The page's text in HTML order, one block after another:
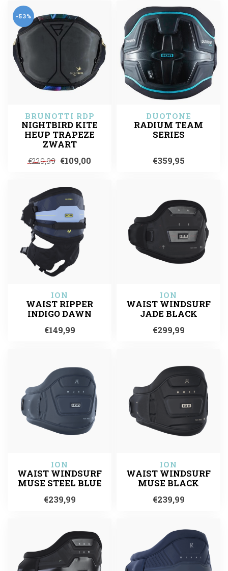
-53%
BRUNOTTI RDP
NIGHTBIRD KITE
HEUP TRAPEZE
ZWART
€229,99 €109,00
DUOTONE
RADIUM TEAM
SERIES
€359,95
ION
WAIST RIPPER
INDIGO DAWN
€149,99
ION
WAIST WINDSURF
JADE BLACK
€299,99
ION
WAIST WINDSURF
MUSE STEEL BLUE
€239,99
ION
WAIST WINDSURF
MUSE BLACK
€239,99